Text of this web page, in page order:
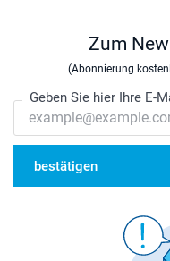
Zum
(Abonnierung
Geben Sie hier Ihre E-
bestätigen